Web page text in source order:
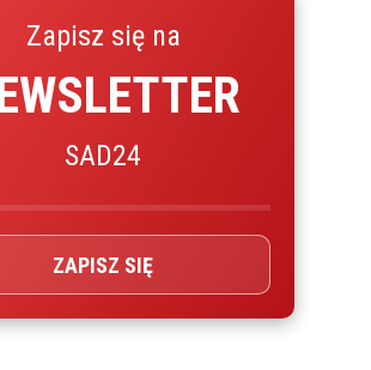
Zapisz się na
SAD24
ZAPISZ SIĘ